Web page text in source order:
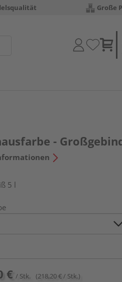
Große
-
5 l
€ / Stk. (218,20 € / Stk.)